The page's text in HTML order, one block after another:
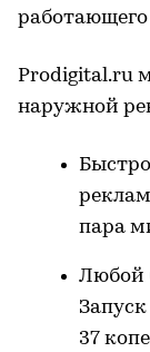
работающего
Prodigital.ru
наружной
пара
Любой
37